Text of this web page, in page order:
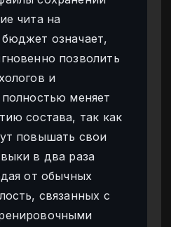
чита на
означает,
позволить
и
меняет
состава, так как
повышать свои
в два раза
от обычных
связанных с